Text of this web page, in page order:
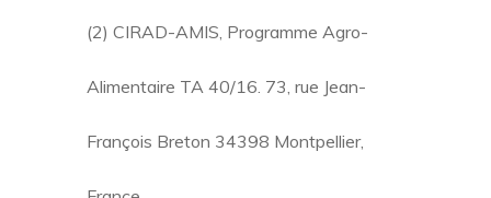
(2) CIRAD-AMIS, Programme Agro-
Alimentaire TA 40/16. 73, rue Jean-
François Breton 34398 Montpellier,